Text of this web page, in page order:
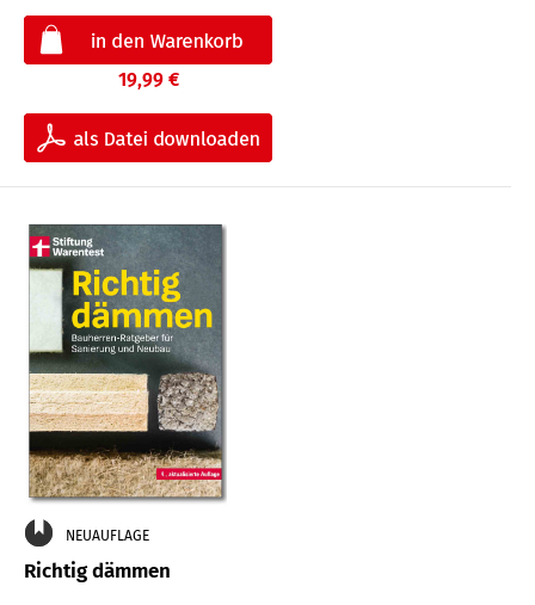
19,99 €
NEUAUFLAGE
Richtig dämmen